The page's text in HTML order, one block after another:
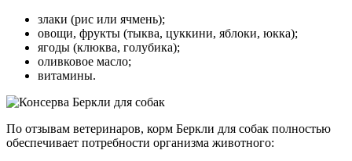
злаки (рис или ячмень);
овощи, фрукты (тыква, цуккини, яблоки, юкка);
ягоды (клюква, голубика);
оливковое масло;
витамины.
По отзывам ветеринаров, корм Беркли для собак полностью
обеспечивает потребности организма животного: